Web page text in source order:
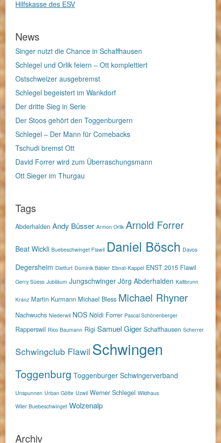
Hilfskasse des ESV
News
Singer nutzt die Chance in Schaffhausen
Schlegel und Orlik feiern – Ott komplettiert
Ostschweizer ausgebremst
Schlegel begeistert im Wankdorf
Der dritte Sieg in Serie
Der Stoos gehört den Toggenburgern
Schlegel – Der Mann für Comebacks
Tschudi bremst Ott
David Forrer wird zum Überraschungsmann
Ott Sieger im Thurgau
Tags
Abderhalden Andy Büsser Armon Orlik Arnold Forrer
Beat Wickli Buebeschwinget Flawil Daniel Bösch Davos
Degersheim Dietfurt Dominik Bäbler Ebnat-Kappel ENST 2015 Flawil
Gerry Süess Jubiläum Jungschwinger Jörg Abderhalden Kaltbrunn
Kranz Martin Kurmann Michael Bless Michael Rhyner
Nachwuchs Niederwil NOS Nöldi Forrer Pascal Schönenberger
Rapperswil Rico Baumann Rigi Samuel Giger Schaffhausen Scherrer
Schwingclub Flawil Schwingen
Toggenburg Toggenburger Schwingerverband
Unspunnen Urban Götte Uzwil Werner Schlegel Wildhaus
Wiler Buebeschwinget Wolzenalp
Archiv